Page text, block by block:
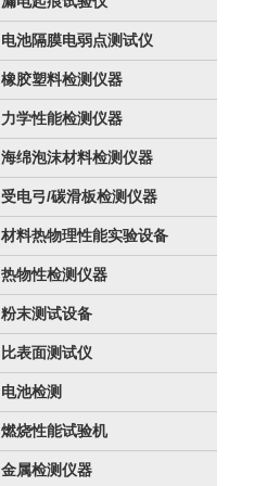
电池隔膜电弱点测试仪
橡胶塑料检测仪器
力学性能检测仪器
海绵泡沫材料检测仪器
受电弓/碳滑板检测仪器
材料热物理性能实验设备
热物性检测仪器
粉末测试设备
比表面测试仪
电池检测
燃烧性能试验机
金属检测仪器